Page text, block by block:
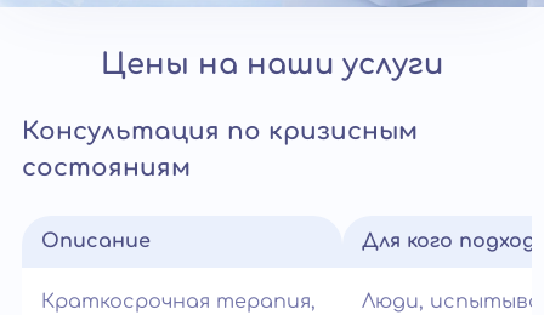
Цены на наши услуги
Консультация по кризисным
состояниям
Описание
Краткосрочная терапия,
Для кого
Люди,